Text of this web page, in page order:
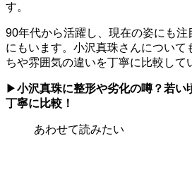
す。
90年代から活躍し、現在の姿にも
にもいます。小沢真珠さんについて
ちや雰囲気の違いを丁寧に比較して
▶小沢真珠に整形や劣化の噂？若い
丁寧に比較！
あわせて読みたい